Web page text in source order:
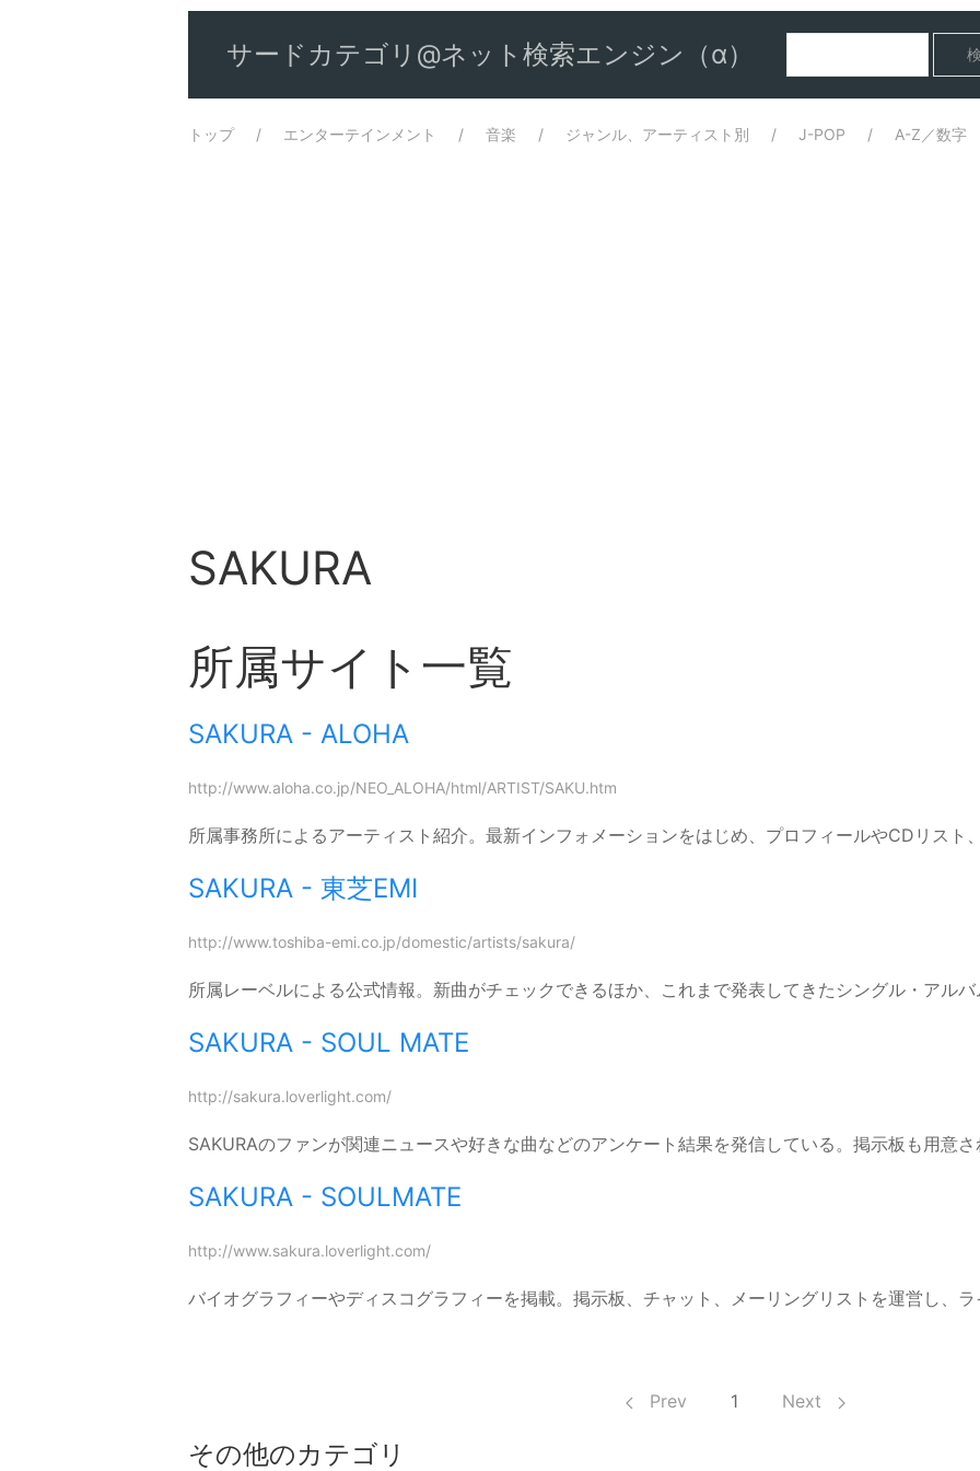
サードカテゴリ@ネット検索エンジン（α）
トップ エンターテインメント 音楽 ジャンル、アーティスト別 J-POP A-Z／数字
SAKURA
所属サイト一覧
SAKURA - ALOHA
http://www.aloha.co.jp/NEO_ALOHA/html/ARTIST/SAKU.htm
所属事務所によるアーティスト紹介。最新インフォメーションをはじめ、プロフィールやCDリスト
SAKURA - 東芝EMI
http://www.toshiba-emi.co.jp/domestic/artists/sakura/
所属レーベルによる公式情報。新曲がチェックできるほか、これまで発表してきたシングル・アルバ
SAKURA - SOUL MATE
http://sakura.loverlight.com/
SAKURAのファンが関連ニュースや好きな曲などのアンケート結果を発信している。掲示板も用意さ
SAKURA - SOULMATE
http://www.sakura.loverlight.com/
バイオグラフィーやディスコグラフィーを掲載。掲示板、チャット、メーリングリストを運営し、ラ
Prev 1 Next
その他のカテゴリ